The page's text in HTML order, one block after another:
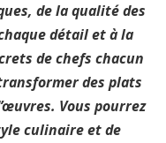
de la qualité des
détail et à la
de chefs chacun
des plats
Vous pourrez
culinaire et de